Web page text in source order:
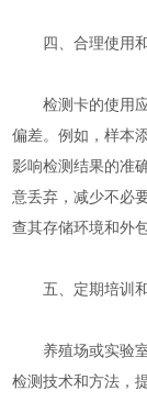
四、合理使用
检测卡的使用应
偏差。例如
影响检测结果的准确
意丢弃，减少不必
查其存储环境和外包装
五、定期培训
养殖场或实验室的
检测技术和方法，